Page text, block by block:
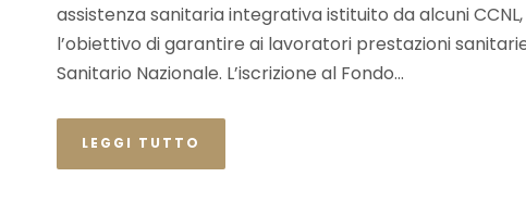
assistenza sanitaria integrativa istituito da alcuni
l’obiettivo di garantire ai lavoratori prestazioni
Sanitario Nazionale. L’iscrizione al Fondo...
LEGGI TUTTO